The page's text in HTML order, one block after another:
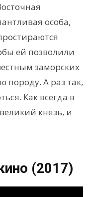
особа,
ей позволили
заморских
породу. А раз так,
Как всегда в
князь, и
(2017)